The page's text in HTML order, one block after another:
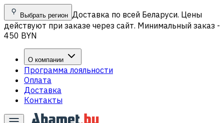
Выбрать регион Доставка по всей Беларуси. Цены
действуют при заказе через сайт. Минимальный заказ -
450 BYN
О компании
Программа лояльности
Оплата
Доставка
Контакты